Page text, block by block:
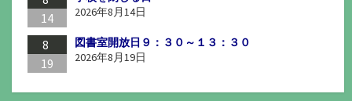
14
2026年8月14日
8
19
図書室開放日９：３０～１３：３０
2026年8月19日